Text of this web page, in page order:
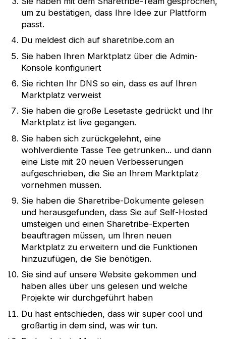
um zu bestätigen, dass Ihre Idee zur Plattform
passt.
Du meldest dich auf sharetribe.com an
Sie haben Ihren Marktplatz über die Admin-
Konsole konfiguriert
Sie richten Ihr DNS so ein, dass es auf Ihren
Marktplatz verweist
Sie haben die große Lesetaste gedrückt und Ihr
Marktplatz ist live gegangen.
Sie haben sich zurückgelehnt, eine
wohlverdiente Tasse Tee getrunken... und dann
eine Liste mit 20 neuen Verbesserungen
aufgeschrieben, die Sie an Ihrem Marktplatz
vornehmen müssen.
Sie haben die Sharetribe-Dokumente gelesen
und herausgefunden, dass Sie auf Self-Hosted
umsteigen und einen Sharetribe-Experten
beauftragen müssen, um Ihren neuen
Marktplatz zu erweitern und die Funktionen
hinzuzufügen, die Sie benötigen.
Sie sind auf unsere Website gekommen und
haben alles über uns gelesen und welche
Projekte wir durchgeführt haben
Du hast entschieden, dass wir super cool und
großartig in dem sind, was wir tun.